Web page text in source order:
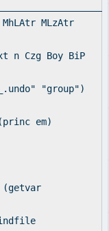
MLzAtr
Boy BiP
"group")
em)